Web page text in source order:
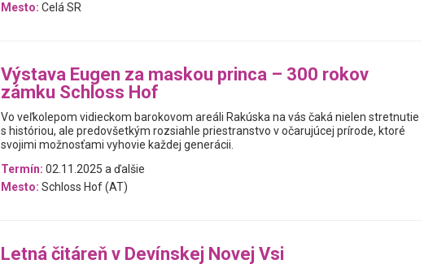
Mesto: Celá SR
Výstava Eugen za maskou princa – 300 rokov
zámku Schloss Hof
Vo veľkolepom vidieckom barokovom areáli Rakúska na vás čaká nielen stretnutie
s históriou, ale predovšetkým rozsiahle priestranstvo v očarujúcej prírode, ktoré
svojimi možnosťami vyhovie každej generácii.
Termín: 02.11.2025 a ďalšie
Mesto: Schloss Hof (AT)
Letná čitáreň v Devínskej Novej Vsi